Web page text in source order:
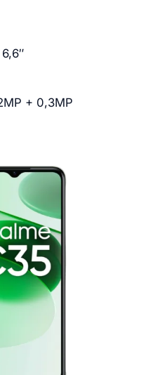
+ 0,3MP